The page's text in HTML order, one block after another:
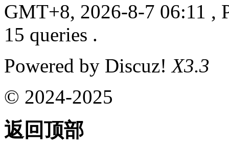
GMT+8, 2026-8-7 06:11 ,
15 queries .
Powered by Discuz!X3.3
© 2024-2025
返回顶部